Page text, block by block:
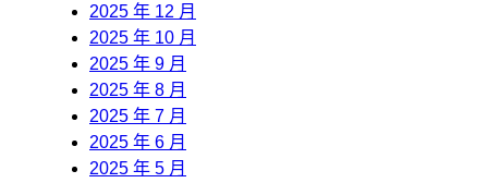
2025 年 12 月
2025 年 10 月
2025 年 9 月
2025 年 8 月
2025 年 7 月
2025 年 6 月
2025 年 5 月